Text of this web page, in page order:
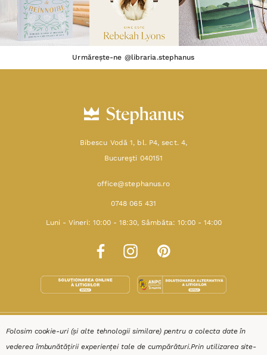
Urmărește-ne @libraria.stephanus
Bibescu Vodă 1, bl. P4, sect. 4,
Bucureşti 040151
office@stephanus.ro
0748 065 431
Luni - Vineri: 10:00 - 18:30, Sâmbăta: 10:00 - 14:00
SHOP
Folosim cookie-uri (și alte tehnologii similare) pentru a colecta date în
vederea îmbunătățirii experienței tale de cumpărături.Prin utilizarea site-